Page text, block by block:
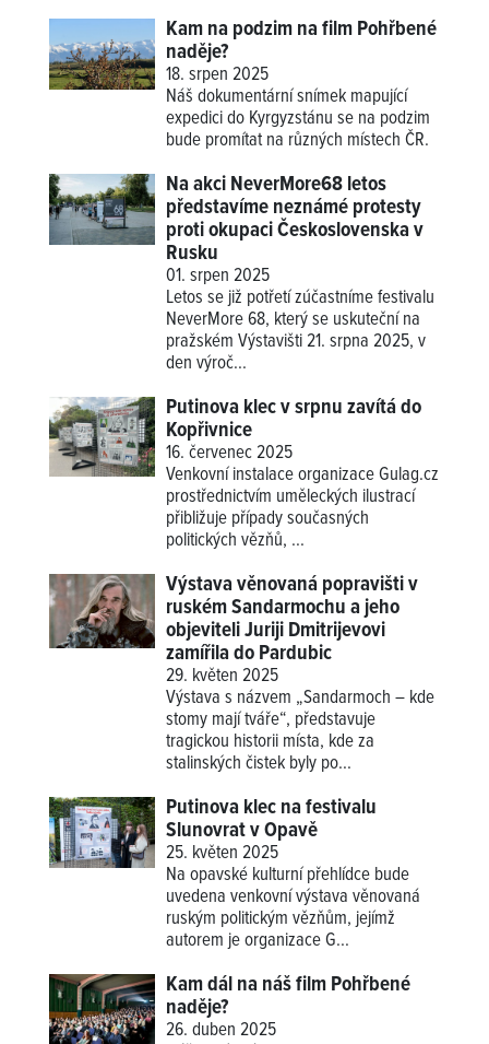
Kam na podzim na film Pohřbené
naděje?
18. srpen 2025
Náš dokumentární snímek mapující
expedici do Kyrgyzstánu se na podzim
bude promítat na různých místech ČR.
Na akci NeverMore68 letos
představíme neznámé protesty
proti okupaci Československa v
Rusku
01. srpen 2025
Letos se již potřetí zúčastníme festivalu
NeverMore 68, který se uskuteční na
pražském Výstavišti 21. srpna 2025, v
den výroč...
Putinova klec v srpnu zavítá do
Kopřivnice
16. červenec 2025
Venkovní instalace organizace Gulag.cz
prostřednictvím uměleckých ilustrací
přibližuje případy současných
politických vězňů, ...
Výstava věnovaná popravišti v
ruském Sandarmochu a jeho
objeviteli Juriji Dmitrijevovi
zamířila do Pardubic
29. květen 2025
Výstava s názvem „Sandarmoch – kde
stomy mají tváře“, představuje
tragickou historii místa, kde za
stalinských čistek byly po...
Putinova klec na festivalu
Slunovrat v Opavě
25. květen 2025
Na opavské kulturní přehlídce bude
uvedena venkovní výstava věnovaná
ruským politickým vězňům, jejímž
autorem je organizace G...
Kam dál na náš film Pohřbené
naděje?
26. duben 2025